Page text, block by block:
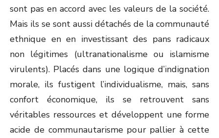
sont pas en accord avec les valeurs de la société.
Mais ils se sont aussi détachés de la communauté
ethnique en en investissant des pans radicaux
non légitimes (ultranationalisme ou islamisme
virulents). Placés dans une logique d’indignation
morale, ils fustigent l’individualisme, mais, sans
confort économique, ils se retrouvent sans
véritables ressources et développent une forme
acide de communautarisme pour pallier à cette